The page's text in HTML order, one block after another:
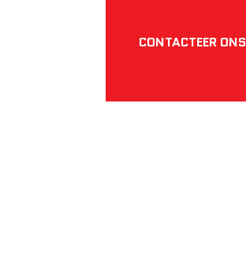
CONTACTEER ONS